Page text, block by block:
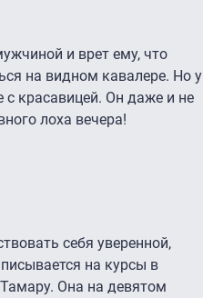
и врет ему, что
на видном кавалере. Но у
с красавицей. Он даже и не
лоха вечера!
себя уверенной,
на курсы в
Она на девятом